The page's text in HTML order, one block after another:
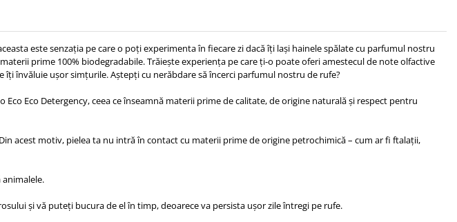
este senzația pe care o poți experimenta în fiecare zi dacă îți lași hainele spălate cu parfumul nostru
prime 100% biodegradabile. Trăiește experiența pe care ți-o poate oferi amestecul de note olfactive
învăluie ușor simțurile. Aștepți cu nerăbdare să încerci parfumul nostru de rufe?
Eco Detergency, ceea ce înseamnă materii prime de calitate, de origine naturală și respect pentru
acest motiv, pielea ta nu intră în contact cu materii prime de origine petrochimică – cum ar fi ftalații,
și vă puteți bucura de el în timp, deoarece va persista ușor zile întregi pe rufe.